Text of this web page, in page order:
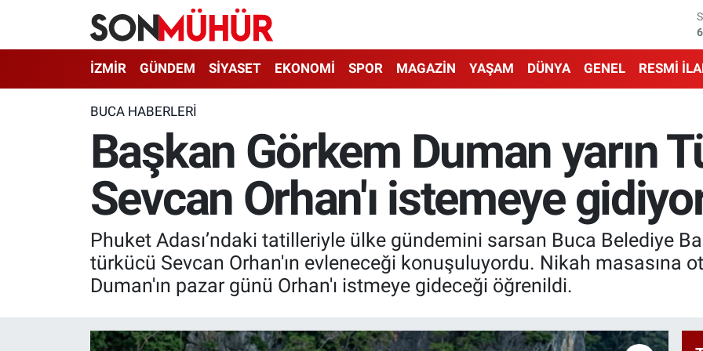
İZMİR GÜNDEM SİYASET EKONOMİ SPOR MAGAZİN YAŞAM DÜNYA GENEL RESMİ
BUCA HABERLERI
Başkan Görkem Duman yarın
Sevcan Orhan'ı istemeye
Phuket Adası’ndaki tatilleriyle ülke gündemini sarsan Buca Belediye
türkücü Sevcan Orhan'ın evleneceği konuşuluyordu. Nikah masasına
Duman'ın pazar günü Orhan'ı istmeye gideceği öğrenildi.
İzmir Nöbetçi Eczaneler
İzmir Namaz Vakitleri
İzmir Trafik Yoğunluk Haritası
Süper Lig Puan Durumu ve Fikstür
Tüm Manşetler
Haber Arşivi